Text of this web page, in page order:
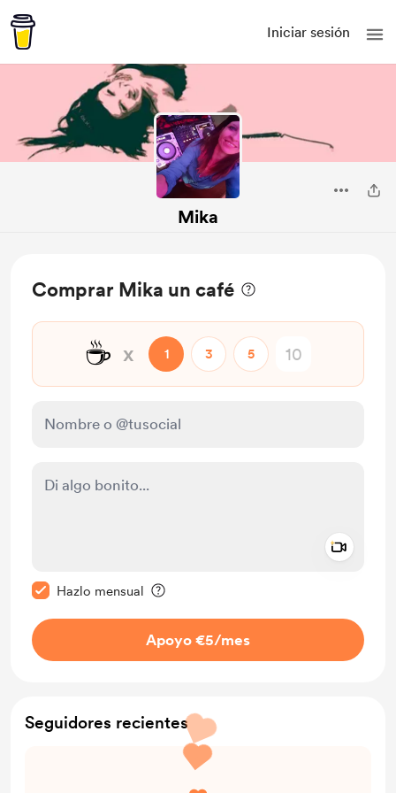
Iniciar sesión
Mika
Comprar Mika un café
☕ x 1 3 5
Hazlo mensual
Apoyo €5/mes
Seguidores recientes